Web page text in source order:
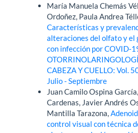
María Manuela Chemás
Ordoñez, Paula Andrea
Características y
alteraciones del olfato y el
con infección por COVID-
CABEZA Y CUELLO: Vol.
Julio - Septiembre
Juan Camilo Ospina
Cardenas, Javier Andrés
Mantilla Tarazona,
control visual con técnica